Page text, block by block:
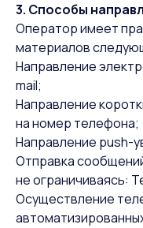
3. Способы
Оператор имеет
материалов
Направление
mail;
Направление
на номер телефона;
Направление push-
Отправка
не ограничиваясь:
Осуществление